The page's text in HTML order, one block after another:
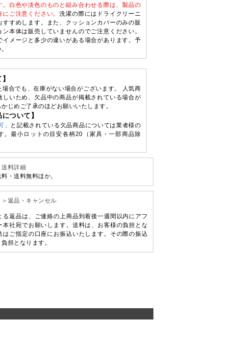
。白色や淡色のものと組み合わせる際は、製品の
にご注意ください。洗濯の際にはドライクリーニ
すすめします。また、クッションカバーのみの販
ン本体は販売していませんのでご注意ください。
イメージと多少の違いがある場合があります。予
場合でも、在庫がない場合がございます。 人気商
しいため、欠品中の商品が掲載されている場合が
じめご了承のほどお願いいたします。
ついて】
」
と記載されている欠品商品については業者様の
。最小ロットの目安各柄20（家具・一部商品除
送料詳細
・送料無料ほか。
返品・キャンセル
る返品は、ご連絡の上商品到着後一週間以内にアフ
本社宛でお願いします。送料は、お客様の負担とな
はご指定の口座にお振込いたします。その際の振込
担となります。